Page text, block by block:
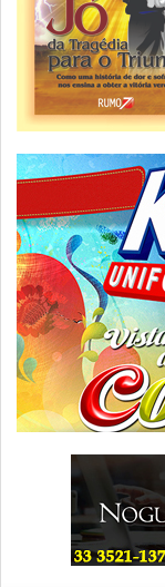
ver todas »